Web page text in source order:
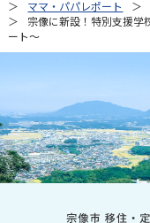
ママ・パパレポート
宗像に新設！特別支援学
ート～